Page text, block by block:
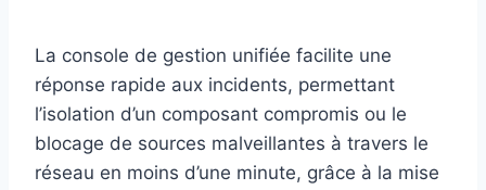
La console de gestion unifiée facilite une
réponse rapide aux incidents, permettant
l’isolation d’un composant compromis ou le
blocage de sources malveillantes à travers le
réseau en moins d’une minute, grâce à la mise